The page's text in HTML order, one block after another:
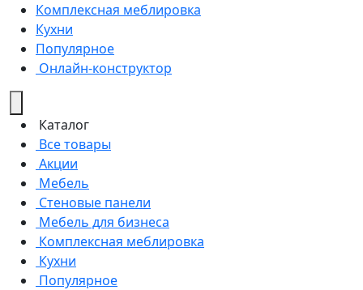
Комплексная меблировка
Кухни
Популярное
Онлайн-конструктор
Каталог
Все товары
Акции
Мебель
Стеновые панели
Мебель для бизнеса
Комплексная меблировка
Кухни
Популярное